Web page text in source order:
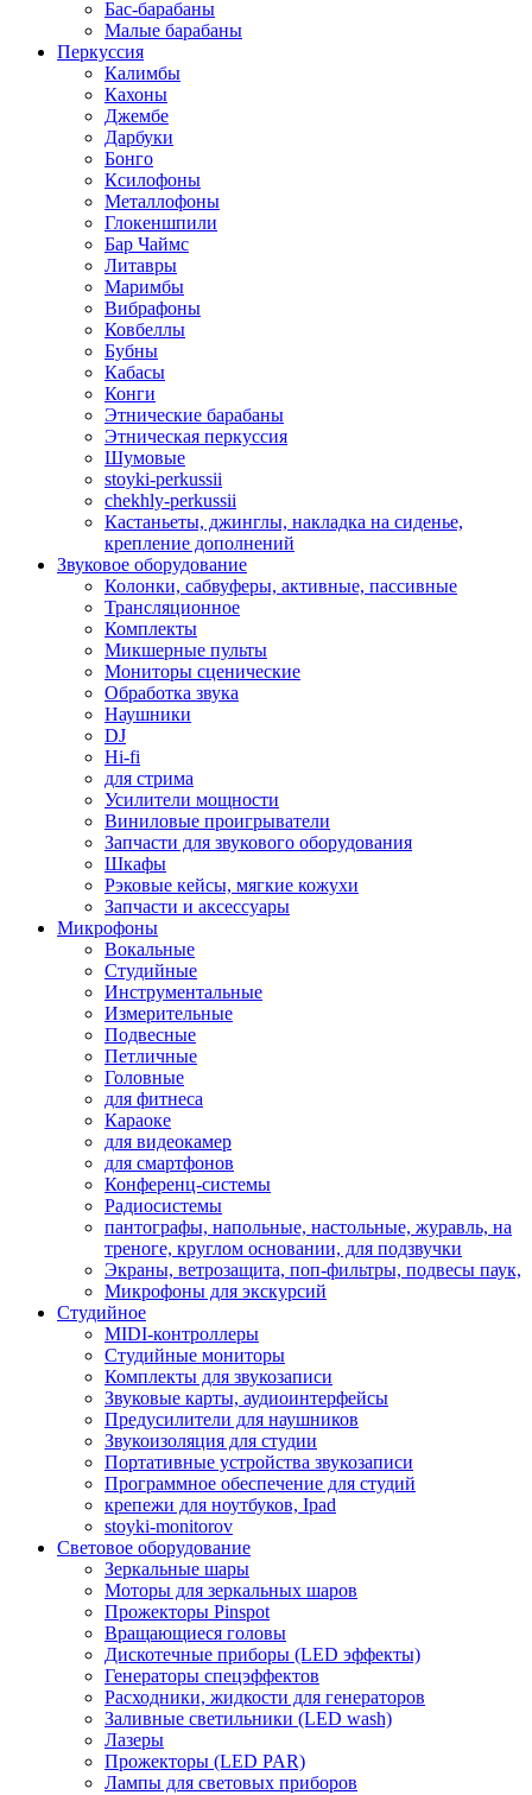
Бас-барабаны
Малые барабаны
Перкуссия
Калимбы
Кахоны
Джембе
Дарбуки
Бонго
Ксилофоны
Металлофоны
Глокеншпили
Бар Чаймс
Литавры
Маримбы
Вибрафоны
Ковбеллы
Бубны
Кабасы
Конги
Этнические барабаны
Этническая перкуссия
Шумовые
stoyki-perkussii
chekhly-perkussii
Кастаньеты, джинглы, накладка на сиденье,
крепление дополнений
Звуковое оборудование
Колонки, сабвуферы, активные, пассивные
Трансляционное
Комплекты
Микшерные пульты
Мониторы сценические
Обработка звука
Наушники
DJ
Hi-fi
для стрима
Усилители мощности
Виниловые проигрыватели
Запчасти для звукового оборудования
Шкафы
Рэковые кейсы, мягкие кожухи
Запчасти и аксессуары
Микрофоны
Вокальные
Студийные
Инструментальные
Измерительные
Подвесные
Петличные
Головные
для фитнеса
Караоке
для видеокамер
для смартфонов
Конференц-системы
Радиосистемы
пантографы, напольные, настольные, журавль, на
треноге, круглом основании, для подзвучки
Экраны, ветрозащита, поп-фильтры, подвесы паук,
Микрофоны для экскурсий
Студийное
MIDI-контроллеры
Студийные мониторы
Комплекты для звукозаписи
Звуковые карты, аудиоинтерфейсы
Предусилители для наушников
Звукоизоляция для студии
Портативные устройства звукозаписи
Программное обеспечение для студий
крепежи для ноутбуков, Ipad
stoyki-monitorov
Световое оборудование
Зеркальные шары
Моторы для зеркальных шаров
Прожекторы Pinspot
Вращающиеся головы
Дискотечные приборы (LED эффекты)
Генераторы спецэффектов
Расходники, жидкости для генераторов
Заливные светильники (LED wash)
Лазеры
Прожекторы (LED PAR)
Лампы для световых приборов